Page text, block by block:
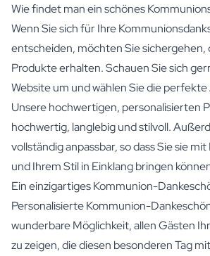
Wie findet man ein schönes
Wenn Sie sich für Ihre
entscheiden, möchten Sie sichergehen,
Produkte erhalten. Schauen Sie sich
Website um und wählen Sie die
Unsere hochwertigen, personalisierten
hochwertig, langlebig und stilvoll.
vollständig anpassbar, so dass Sie sie
und Ihrem Stil in Einklang bringen
Ein einzigartiges Kommunion-
Personalisierte Kommunion-
wunderbare Möglichkeit, allen Gästen
zu zeigen, die diesen besonderen Tag